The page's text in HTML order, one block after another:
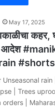
May 17, 2025
कहर,
आदेश
#shorts
rain
| Trees
orders |